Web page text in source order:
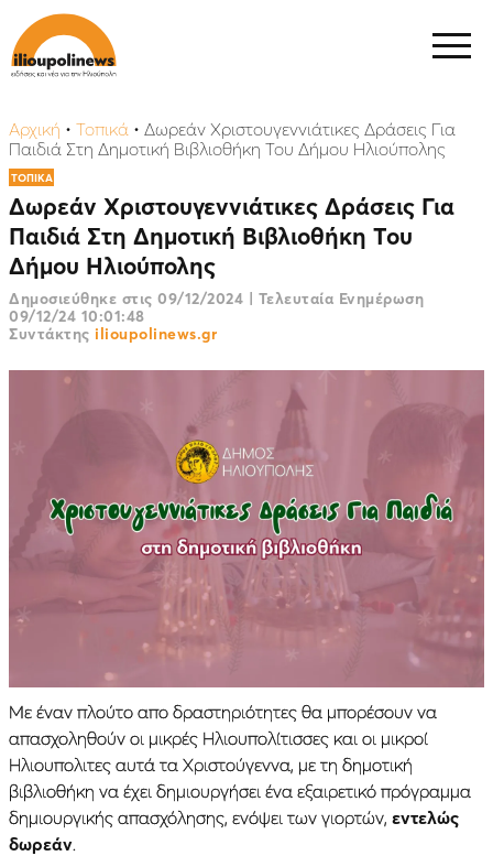
Αρχική • Τοπικά • Δωρεάν Χριστουγεννιάτικες Δράσεις Για
Παιδιά Στη Δημοτική Βιβλιοθήκη Του Δήμου Ηλιούπολης
ΤΟΠΙΚΑ
Δωρεάν Χριστουγεννιάτικες Δράσεις Για
Παιδιά Στη Δημοτική Βιβλιοθήκη Του
Δήμου Ηλιούπολης
Δημοσιεύθηκε στις 09/12/2024 | Τελευταία Ενημέρωση
09/12/24 10:01:48
Συντάκτης ilioupolinews.gr
Με έναν πλούτο απο δραστηριότητες θα μπορέσουν να
απασχοληθούν οι μικρές Ηλιουπολίτισσες και οι μικροί
Ηλιουπολιτες αυτά τα Χριστούγεννα, με τη δημοτική
βιβλιοθήκη να έχει δημιουργήσει ένα εξαιρετικό πρόγραμμα
δημιουργικής απασχόλησης, ενόψει των γιορτών, εντελώς
δωρεάν.